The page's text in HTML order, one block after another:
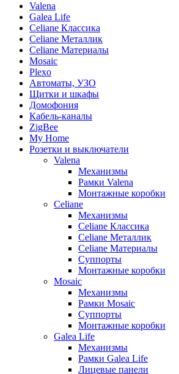
Valena
Galea Life
Celiane Классика
Celiane Металлик
Celiane Материалы
Mosaic
Plexo
Автоматы, УЗО
Щитки и шкафы
Домофония
Кабель-каналы
ZigBee
My Home
Розетки и выключатели
Valena
Механизмы
Рамки Valena
Монтажные коробки
Celiane
Механизмы
Celiane Классика
Celiane Металлик
Celiane Материалы
Суппорты
Монтажные коробки
Mosaic
Механизмы
Рамки Mosaic
Суппорты
Монтажные коробки
Galea Life
Механизмы
Рамки Galea Life
Лицевые панели